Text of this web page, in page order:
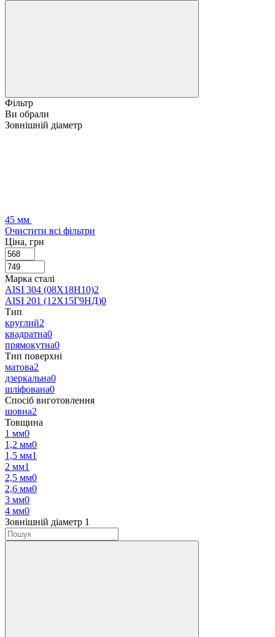
Фільтр
Ви обрали
Зовнішній діаметр
45 мм
Очистити всі фільтри
Ціна, грн
Марка сталі
AISI 304 (08Х18Н10)2
AISI 201 (12Х15Г9НД)0
Тип
круглий2
квадратна0
прямокутна0
Тип поверхні
матова2
дзеркальна0
шліфована0
Спосіб виготовлення
шовна2
Товщина
1 мм0
1,2 мм0
1,5 мм1
2 мм1
2,5 мм0
2,6 мм0
3 мм0
4 мм0
Зовнішній діаметр 1